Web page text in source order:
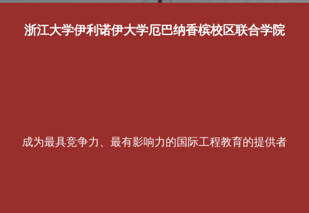
浙江大学伊利诺伊大学厄巴纳香槟校区联合学院
成为最具竞争力、最有影响力的国际工程教育的提供者